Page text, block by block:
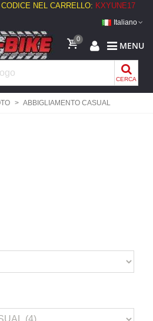
NEL CARRELLO: KXYUNE17
Italiano
0
MENU
CERCA
> ABBIGLIAMENTO CASUAL